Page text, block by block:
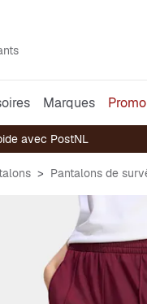
Marques Promo
avec PostNL
Pantalons de